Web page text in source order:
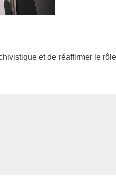
et de réaffirmer le